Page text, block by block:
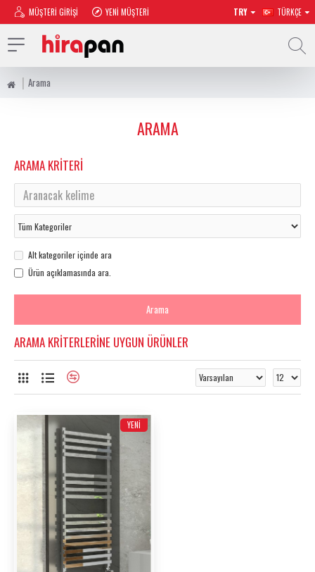
MÜŞTERI GIRIŞI YENI MÜŞTERI TRY TÜRKÇE
Arama
ARAMA
ARAMA KRITERI
Alt kategoriler içinde ara
Ürün açıklamasında ara.
Arama
ARAMA KRITERLERINE UYGUN ÜRÜNLER
YENI